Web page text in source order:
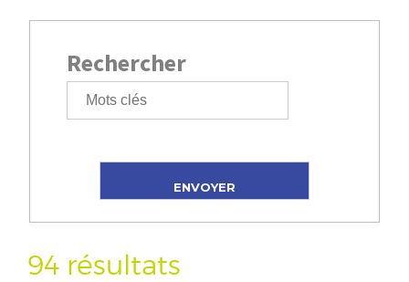
Rechercher
94 résultats